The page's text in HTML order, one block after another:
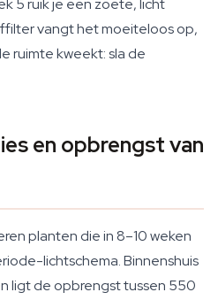
5 ruik je een zoete, licht
vangt het moeiteloos op,
ruimte kweekt: sla de
en opbrengst van
planten die in 8–10 weken
lichtschema. Binnenshuis
ligt de opbrengst tussen 550